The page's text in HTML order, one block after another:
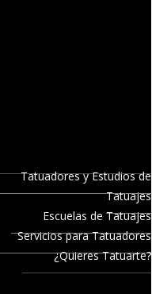
Tatuadores y Estudios de
Tatuajes
Escuelas de Tatuajes
Servicios para Tatuadores
¿Quieres Tatuarte?